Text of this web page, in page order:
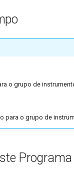
o grupo de
para o grupo de
Programa